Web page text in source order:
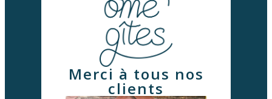
Merci à tous nos
clients